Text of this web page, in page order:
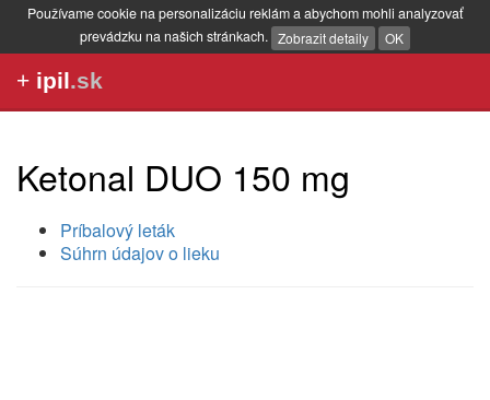
Používame cookie na personalizáciu reklám a abychom mohli analyzovať
prevádzku na našich stránkach. Zobrazit detaily OK
+ ipil.sk
Ketonal DUO 150 mg
Príbalový leták
Súhrn údajov o lieku